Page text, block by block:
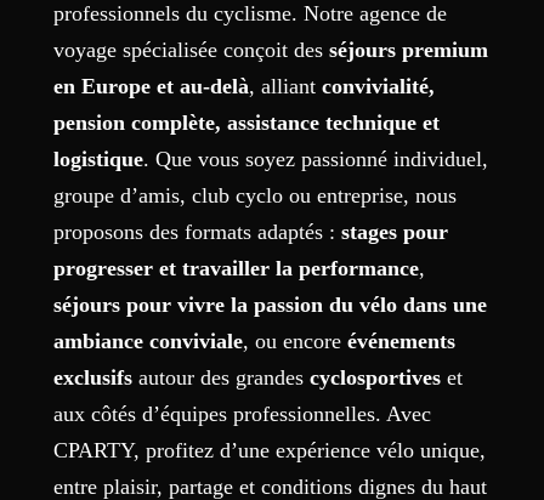
professionnels du cyclisme. Notre agence de
voyage spécialisée conçoit des séjours premium
en Europe et au-delà, alliant convivialité,
pension complète, assistance technique et
logistique. Que vous soyez passionné individuel,
groupe d’amis, club cyclo ou entreprise, nous
proposons des formats adaptés : stages pour
progresser et travailler la performance,
séjours pour vivre la passion du vélo dans une
ambiance conviviale, ou encore événements
exclusifs autour des grandes cyclosportives et
aux côtés d’équipes professionnelles. Avec
CPARTY, profitez d’une expérience vélo unique,
entre plaisir, partage et conditions dignes du haut